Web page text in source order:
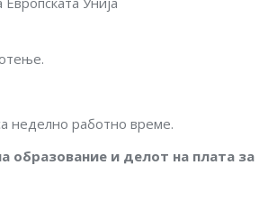
неделно работно време.
образование и делот на плата за